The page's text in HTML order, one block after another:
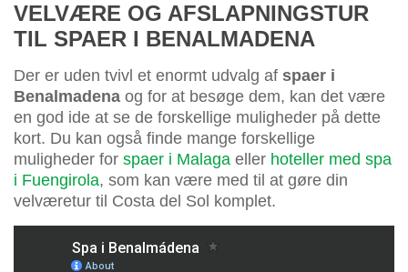
VELVÆRE OG AFSLAPNINGSTUR
TIL SPAER I BENALMADENA
Der er uden tvivl et enormt udvalg af spaer i
Benalmadena og for at besøge dem, kan det være
en god ide at se de forskellige muligheder på dette
kort. Du kan også finde mange forskellige
muligheder for spaer i Malaga eller hoteller med spa
i Fuengirola, som kan være med til at gøre din
velværetur til Costa del Sol komplet.